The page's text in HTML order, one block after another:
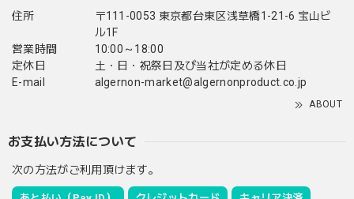
住所
〒111-0053 東京都台東区浅草橋1-21-6 宝山ビ
ル1F
営業時間
10:00～18:00
定休日
土・日・祝祭日及び当社が定める休日
E-mail
algernon-market@algernonproduct.co.jp
ABOUT
お支払い方法について
次の方法がご利用頂けます。